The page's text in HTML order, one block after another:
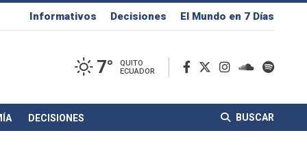
Informativos Decisiones El Mundo en 7 Días
7°
QUITO
ECUADOR
DECISIONES BUSCAR